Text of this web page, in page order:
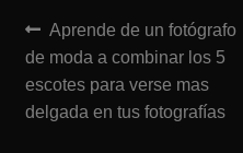
Navegación
de
entradas
Anterior:
Aprende de un fotógrafo
de moda a combinar los 5
escotes para verse mas
delgada en tus fotografías